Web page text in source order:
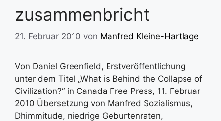
zusammenbricht
21. Februar 2010 von Manfred Kleine-Hartlage
Von Daniel Greenfield, Erstveröffentlichung
unter dem Titel „What is Behind the Collapse of
Civilization?“ in Canada Free Press, 11. Februar
2010 Übersetzung von Manfred Sozialismus,
Dhimmitude, niedrige Geburtenraten,